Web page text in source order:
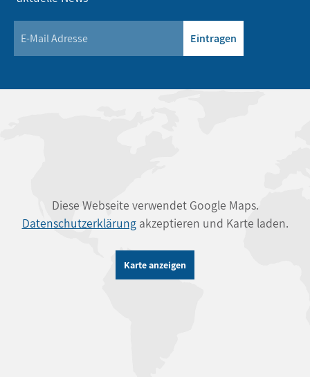
Eintragen
Diese Webseite verwendet Google Maps.
Datenschutzerklärungakzeptieren und Karte laden.
Karte anzeigen